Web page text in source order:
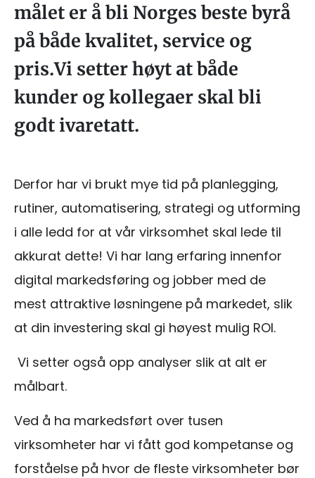
målet er å bli Norges beste byrå
på både kvalitet, service og
pris.Vi setter høyt at både
kunder og kollegaer skal bli
godt ivaretatt.
Derfor har vi brukt mye tid på planlegging,
rutiner, automatisering, strategi og utforming
i alle ledd for at vår virksomhet skal lede til
akkurat dette! Vi har lang erfaring innenfor
digital markedsføring og jobber med de
mest attraktive løsningene på markedet, slik
at din investering skal gi høyest mulig ROI.
Vi setter også opp analyser slik at alt er
målbart.
Ved å ha markedsført over tusen
virksomheter har vi fått god kompetanse og
forståelse på hvor de fleste virksomheter bør